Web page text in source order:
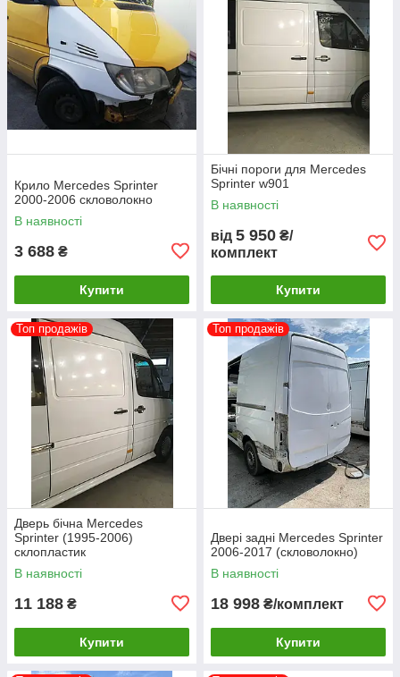
Крило Mercedes Sprinter
2000-2006 скловолокно
В наявності
3 688 ₴
Купити
Бічні пороги для Mercedes
Sprinter w901
В наявності
від 5 950 ₴/
комплект
Купити
Топ продажів
Дверь бічна Mercedes
Sprinter (1995-2006)
склопластик
В наявності
11 188 ₴
Купити
Топ продажів
Двері задні Mercedes Sprinter
2006-2017 (скловолокно)
В наявності
18 998 ₴/комплект
Купити